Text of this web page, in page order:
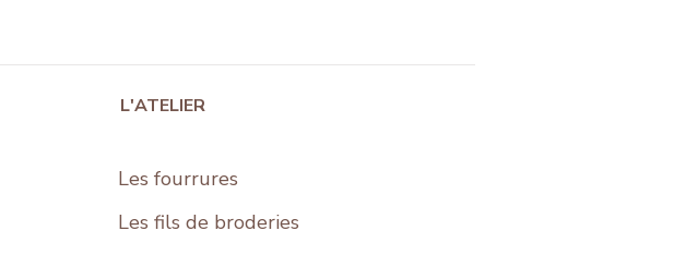
L'ATELIER
Les fourrures
Les fils de broderies